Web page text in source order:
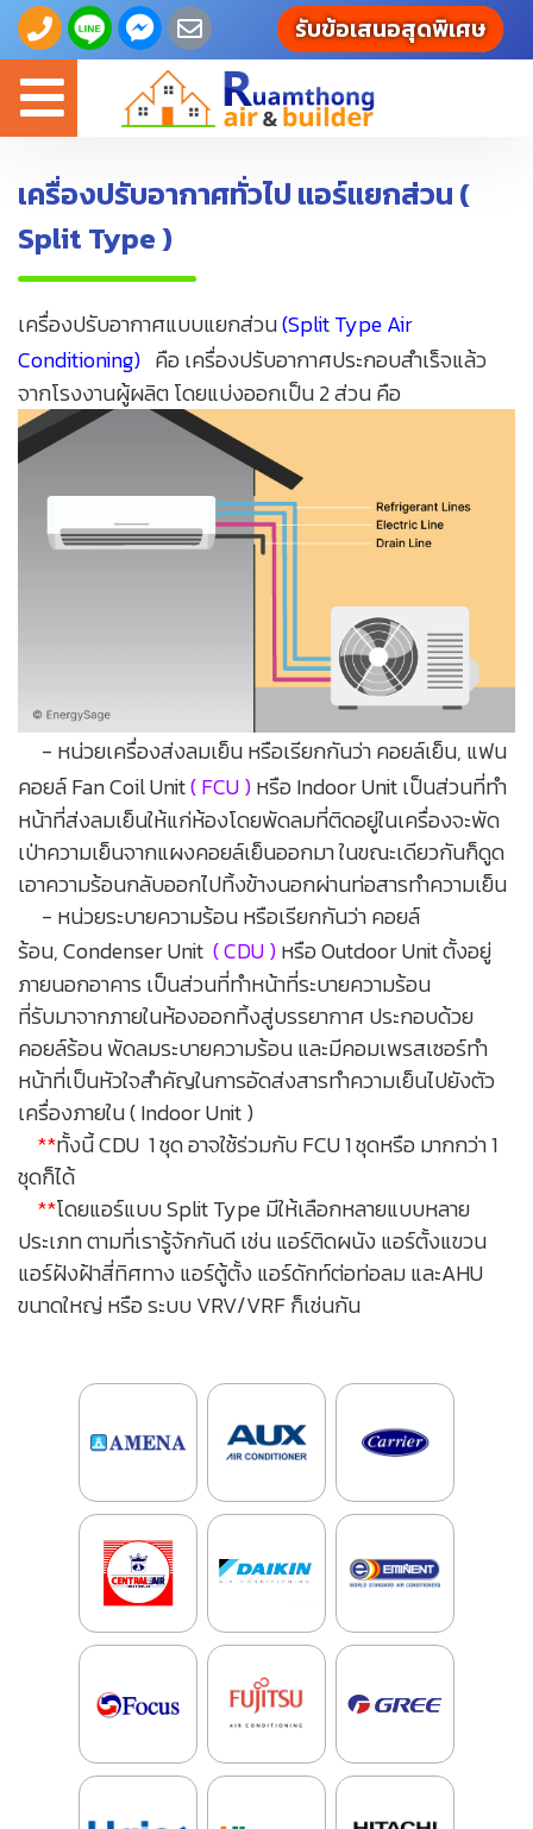
รับข้อเสนอสุดพิเศษ
Toggle
navigation
เครื่องปรับอากาศทั่วไป แอร์แยกส่วน (
Split Type )
เครื่องปรับอากาศแบบแยกส่วน(Split Type Air
Conditioning) คือ เครื่องปรับอากาศประกอบสำเร็จแล้ว
จากโรงงานผู้ผลิต โดยแบ่งออกเป็น 2 ส่วน คือ
- หน่วยเครื่องส่งลมเย็น หรือเรียกกันว่า คอยล์เย็น, แฟน
คอยล์ Fan Coil Unit( FCU )หรือ Indoor Unitเป็นส่วนที่ทำ
หน้าที่ส่งลมเย็นให้แก่ห้องโดยพัดลมที่ติดอยู่ในเครื่องจะพัด
เป่าความเย็นจากแผงคอยล์เย็นออกมา ในขณะเดียวกันก็ดูด
เอาความร้อนกลับออกไปทิ้งข้างนอกผ่านท่อสารทำความเย็น
- หน่วยระบายความร้อนหรือเรียกกันว่า คอยล์
ร้อน,Condenser Unit ( CDU )หรือOutdoor Unitตั้งอยู่
ภายนอกอาคาร เป็นส่วนที่ทำหน้าที่ระบายความร้อน
ที่รับมาจากภายในห้องออกทิ้งสู่บรรยากาศ ประกอบด้วย
คอยล์ร้อน พัดลมระบายความร้อน และมีคอมเพรสเซอร์ทำ
หน้าที่เป็นหัวใจสำคัญในการอัดส่งสารทำความเย็นไปยังตัว
เครื่องภายใน (Indoor Unit )
**ทั้งนี้ CDU 1 ชุด อาจใช้ร่วมกับ FCU 1 ชุดหรือ มากกว่า 1
ชุดก็ได้
**โดยแอร์แบบ Split Type มีให้เลือกหลายแบบหลาย
ประเภท ตามที่เรารู้จักกันดี เช่น แอร์ติดผนัง แอร์ตั้งแขวน
แอร์ฝังฝ้าสี่ทิศทาง แอร์ตู้ตั้ง แอร์ดักท์ต่อท่อลม และAHU
ขนาดใหญ่ หรือ ระบบ VRV/VRF ก็เช่นกัน